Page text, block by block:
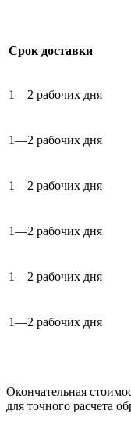
Срок доставки
1—2 рабочих дня
1—2 рабочих дня
1—2 рабочих дня
1—2 рабочих дня
1—2 рабочих дня
1—2 рабочих дня
Окончательная
для точного расчета